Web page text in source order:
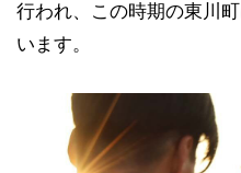
行われ、この時期の東川
います。